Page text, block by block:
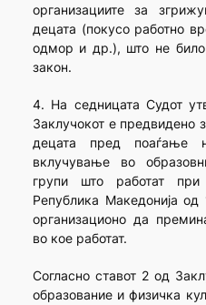
организациите за
децата (покусо работно
одмор и др.), што не било
закон.
4. На седницата Судот
Заклучокот е предвидено
децата пред поаѓање
вклучување во
групи што работат при
Република Македонија
организационо да
во кое работат.
Согласно ставот 2 од
образование и физичка